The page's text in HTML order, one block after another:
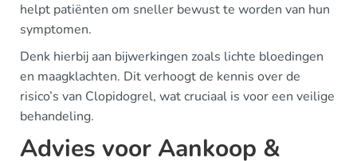
helpt patiënten om sneller bewust te worden van hun
symptomen.
Denk hierbij aan bijwerkingen zoals lichte bloedingen
en maagklachten. Dit verhoogt de kennis over de
risico’s van Clopidogrel, wat cruciaal is voor een veilige
behandeling.
Advies voor Aankoop &